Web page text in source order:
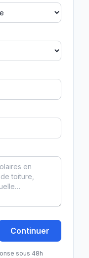
Continuer
sous 48h